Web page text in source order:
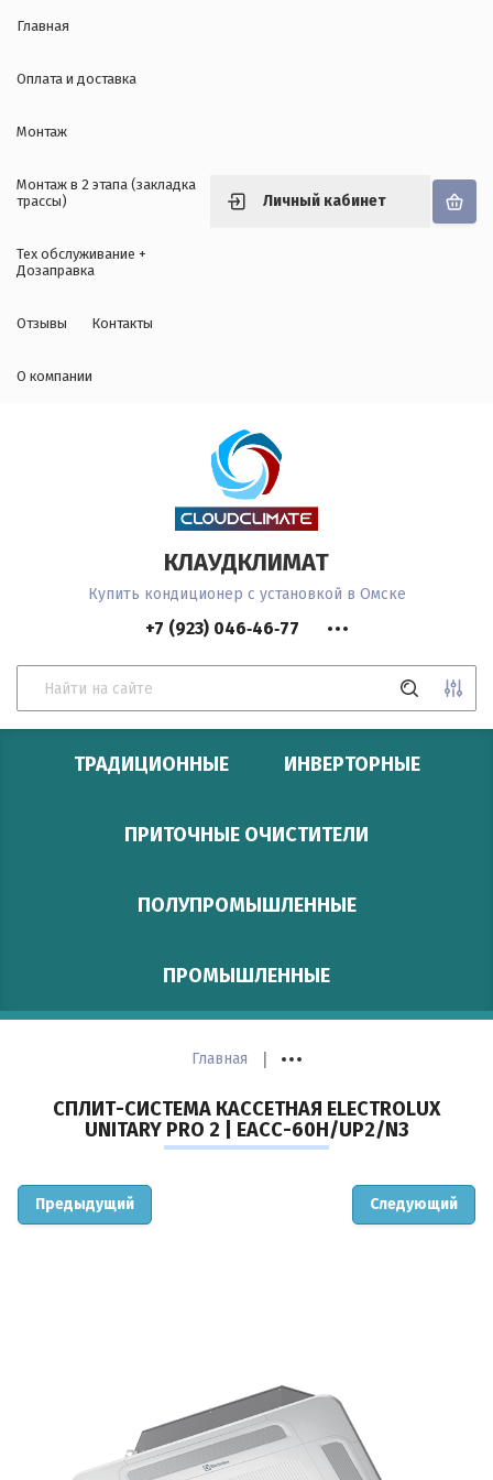
Главная
Оплата и доставка
Монтаж
Монтаж в 2 этапа (закладка
трассы)
Тех обслуживание +
Дозаправка
Отзывы Контакты
О компании
Личный кабинет
КЛАУДКЛИМАТ
Купить кондиционер с установкой в Омске
+7 (923) 046‑46‑77
Артикул:
Выберите категорию:
Производитель:
ТРАДИЦИОННЫЕ ИНВЕРТОРНЫЕ
ПРИТОЧНЫЕ ОЧИСТИТЕЛИ
ПОЛУПРОМЫШЛЕННЫЕ
ПРОМЫШЛЕННЫЕ
Главная
СПЛИТ-СИСТЕМА КАССЕТНАЯ ELECTROLUX
UNITARY PRO 2 | EACС-60H/UP2/N3
Предыдущий Следующий